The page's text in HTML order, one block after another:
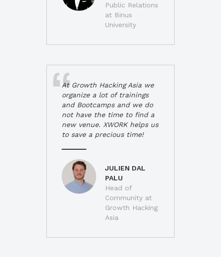
Public Relations
at Binus
University
At Growth Hacking Asia we
organize a lot of trainings
and Bootcamps and we do
not have the time to find a
new venue. XWORK helps us
to save a precious time!
JULIEN DAL
PALU
Head of
Community at
Growth Hacking
Asia